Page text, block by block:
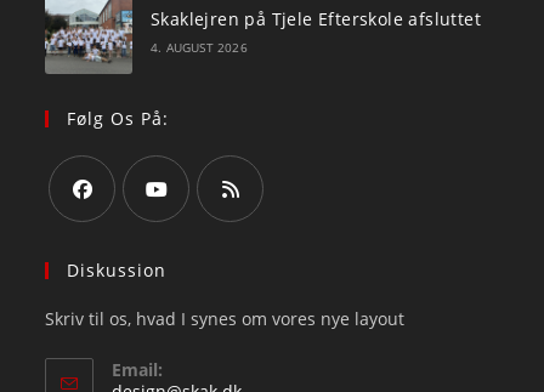
Skaklejren på Tjele Efterskole afsluttet
4. AUGUST 2026
Følg Os På:
in
new
tab
in
new
new
Diskussion
Skriv til os, hvad I synes om vores nye layout
Email: